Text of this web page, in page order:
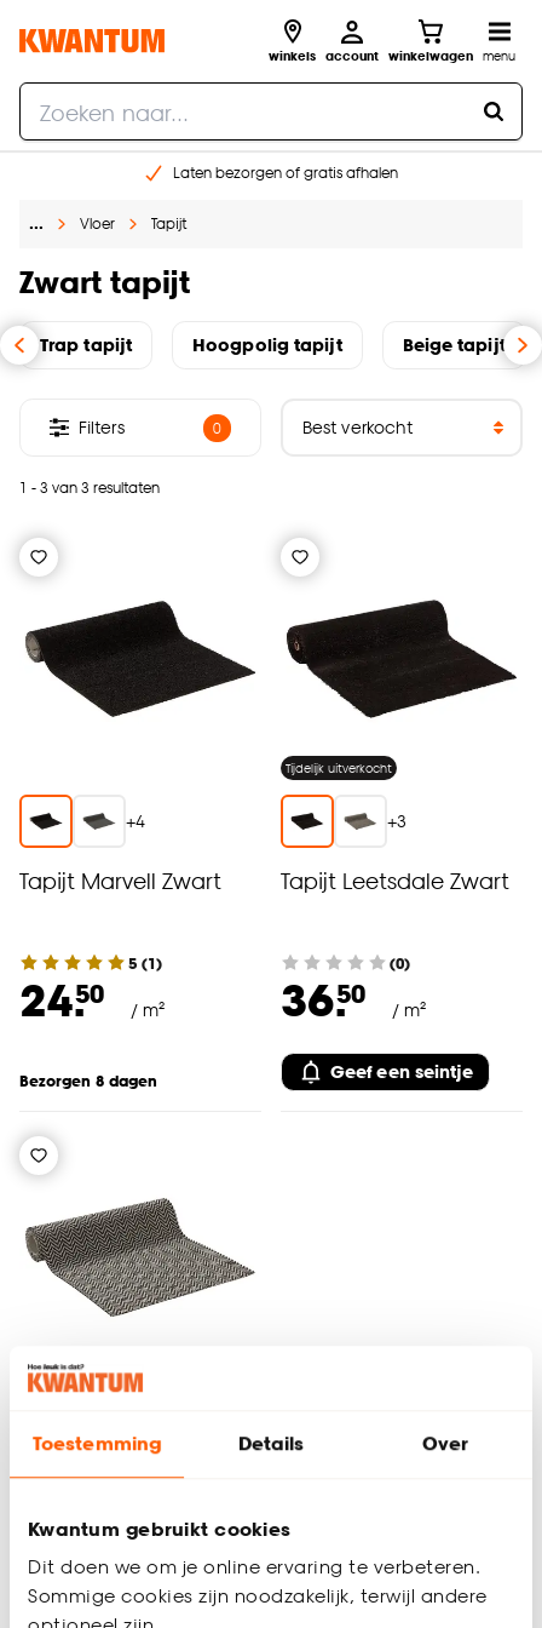
Toestemming Details Over
Kwantum gebruikt cookies
Dit doen we om je online ervaring te verbeteren.
Sommige cookies zijn noodzakelijk, terwijl andere
winkels account winkelwagen menu
Laten bezorgen of gratis afhalen
Gratis raam advies en opmeten aan huis
… Vloer Tapijt
Zwart tapijt
Trap tapijt Hoogpolig tapijt Beige tapijt
1 - 3 van 3 resultaten
Filters 0
+4
Tapijt Marvell Zwart
5 (1)
24.50
/ m²
Bezorgen 8 dagen
Tijdelijk uitverkocht
+3
Tapijt Leetsdale Zwart
(0)
36.50
/ m²
Geef een seintje
Tapijt Anzac
5(4)
31.50
/ m²